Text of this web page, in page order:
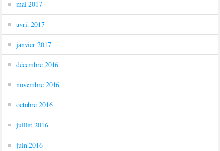
mai 2017
avril 2017
janvier 2017
décembre 2016
novembre 2016
octobre 2016
juillet 2016
juin 2016